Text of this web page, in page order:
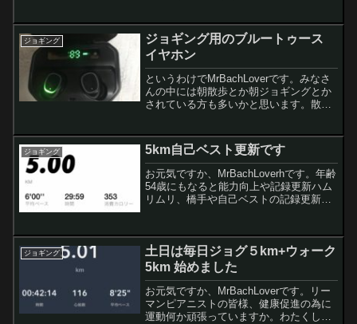
グシューズを衝動買いしちゃた訳です
が、その後、やんと走...
ジョギング
ジョギング用のブルートゥース
イヤホン
というわけでMrBachLoverです。みなさ
んの中には朝散歩とか朝ジョギングとか
されている方も多いかと思います。散歩
ギングの時には元気の出る音楽とか、情
報収集できるラ...
ジョギング 5km自己ベスト更新です
お元気ですか、MrBachLoverhです。年齢
54歳にもなると能力向上や記録更新ハム
リムリ、橋手や自己ベストの記録更新な
れ、可能なことを今日は肌で感じまhした
のでご報...
ジョギング
土日は毎日ジョグ５km+ウォーク
5km 始めました
お元気ですか、MrBachLoverです。リー
マンピアニストの皆様、健康促進の為に
運動何か頑張っていますか。わたくし